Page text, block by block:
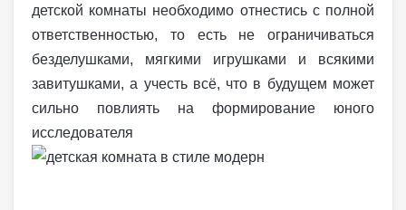
детской комнаты необходимо отнестись с полной
ответственностью, то есть не ограничиваться
безделушками, мягкими игрушками и всякими
завитушками, а учесть всё, что в будущем может
сильно повлиять на формирование юного
исследователя